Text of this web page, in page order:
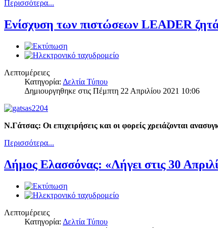
Περισσότερα...
Ενίσχυση των πιστώσεων LEADER
Λεπτομέρειες
Κατηγορία: Δελτία Τύπου
Δημιουργηθηκε στις Πέμπτη 22 Απριλίου 2021 10:06
Ν.Γάτσας: Οι επιχειρήσεις και οι φορείς χρειάζονται
Περισσότερα...
Δήμος Ελασσόνας: «Λήγει στις 30
Λεπτομέρειες
Κατηγορία: Δελτία Τύπου